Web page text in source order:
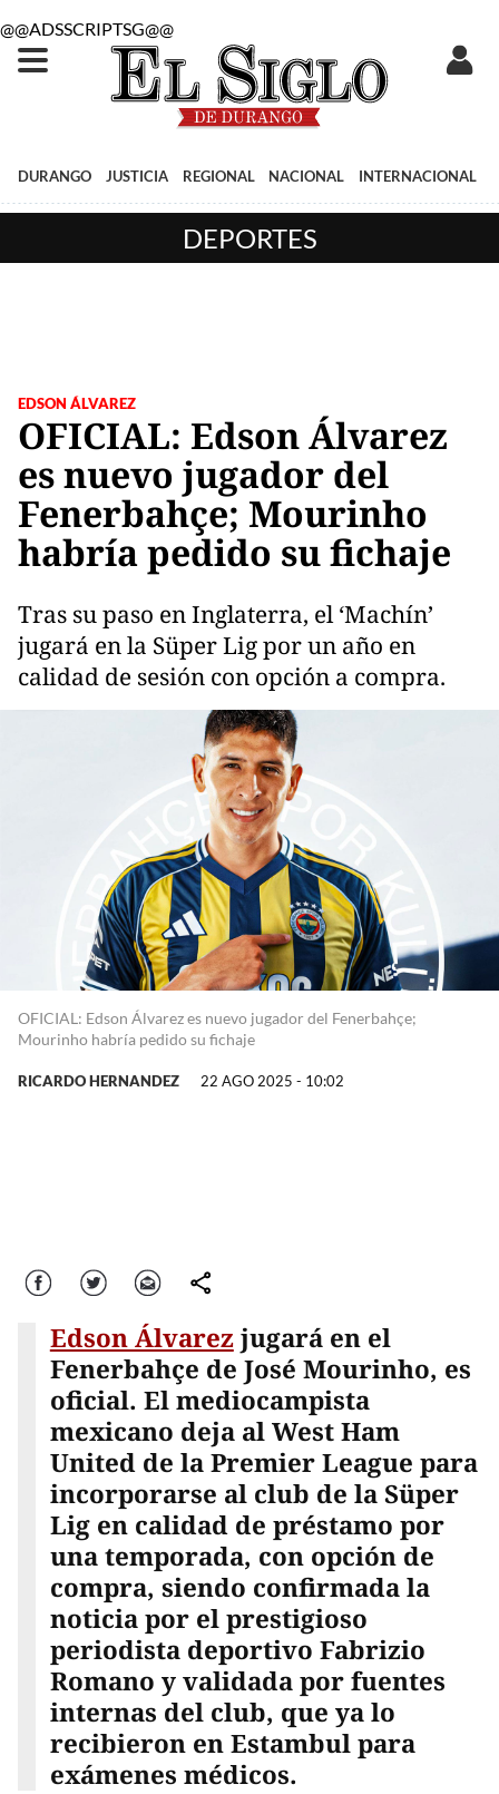
@@ADSSCRIPTSG@@
DURANGO JUSTICIA REGIONAL NACIONAL INTERNACIONAL
DEPORTES
EDSON ÁLVAREZ
OFICIAL: Edson Álvarez
es nuevo jugador del
Fenerbahçe; Mourinho
habría pedido su fichaje
Tras su paso en Inglaterra, el ‘Machín’
jugará en la Süper Lig por un año en
calidad de sesión con opción a compra.
OFICIAL: Edson Álvarez es nuevo jugador del Fenerbahçe;
Mourinho habría pedido su fichaje
RICARDO HERNANDEZ 22 AGO 2025 - 10:02
Facebook Twitter Correo comparte
Edson Álvarezjugará en el
Fenerbahçe de José Mourinho, es
oficial. El mediocampista
mexicano deja al West Ham
United de la Premier League para
incorporarse al club de la Süper
Lig en calidad de préstamo por
una temporada, con opción de
compra, siendo confirmada la
noticia por el prestigioso
periodista deportivo Fabrizio
Romano y validada por fuentes
internas del club, que ya lo
recibieron en Estambul para
exámenes médicos.